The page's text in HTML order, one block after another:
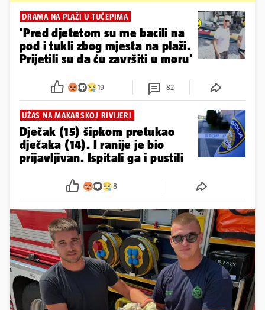
DRAMA NA PLAŽI U TUČEPIMA
'Pred djetetom su me bacili na
pod i tukli zbog mjesta na plaži.
Prijetili su da ću završiti u moru'
19 82
UŽAS NA MAKARSKOJ RIVIJERI
Dječak (15) šipkom pretukao
dječaka (14). I ranije je bio
prijavljivan. Ispitali ga i pustili
8